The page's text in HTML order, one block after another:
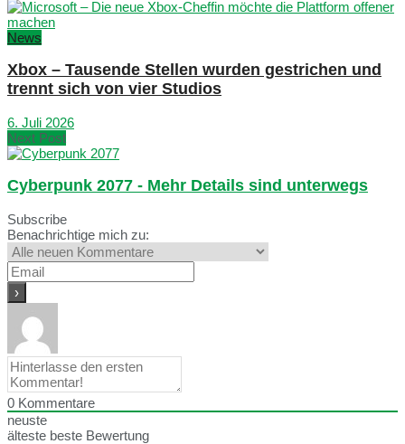
News
Xbox – Tausende Stellen wurden gestrichen und
trennt sich von vier Studios
6. Juli 2026
Next Post
Cyberpunk 2077 - Mehr Details sind unterwegs
Subscribe
Benachrichtige mich zu:
0 Kommentare
neuste
älteste beste Bewertung